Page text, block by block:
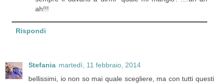
ah!!!
Rispondi
Stefania martedì, 11 febbraio, 2014
bellissimi, io non so mai quale scegliere, ma con tutti questi